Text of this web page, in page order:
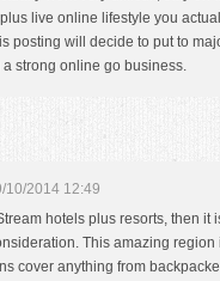
live online lifestyle you
posting will decide to put to
strong online go business.
10/2014 12:49
hotels plus resorts, then it
This amazing
cover anything from